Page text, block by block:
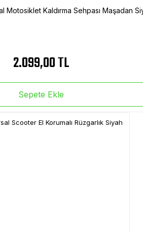
Motosiklet Kaldırma Sehpası Maşadan
2.099,00 TL
Sepete Ekle